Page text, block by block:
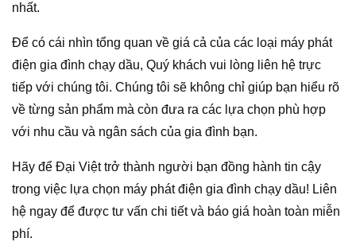
nhất.
Để có cái nhìn tổng quan về giá cả của các loại máy phát
điện gia đình chạy dầu, Quý khách vui lòng liên hệ trực
tiếp với chúng tôi. Chúng tôi sẽ không chỉ giúp bạn hiểu rõ
về từng sản phẩm mà còn đưa ra các lựa chọn phù hợp
với nhu cầu và ngân sách của gia đình bạn.
Hãy để Đại Việt trở thành người bạn đồng hành tin cậy
trong việc lựa chọn máy phát điện gia đình chạy dầu! Liên
hệ ngay để được tư vấn chi tiết và báo giá hoàn toàn miễn
phí.